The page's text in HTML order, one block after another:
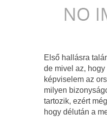
Első hallásra
de mivel az,
képviselem az
milyen
tartozik, ezért
hogy délután a